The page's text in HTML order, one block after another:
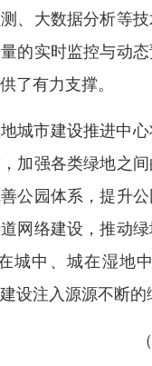
、大数据分析等
的实时监控与动
了有力支撑。
城市建设推进中
加强各类绿地之
公园体系，提升
网络建设，推动
城中、城在湿地
设注入源源不断的